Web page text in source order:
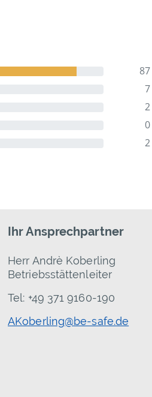
7
2
0
2
Ihr Ansprechpartner
Herr Andrè Koberling
Betriebsstättenleiter
Tel: +49 371 9160-190
AKoberling@be-safe.de